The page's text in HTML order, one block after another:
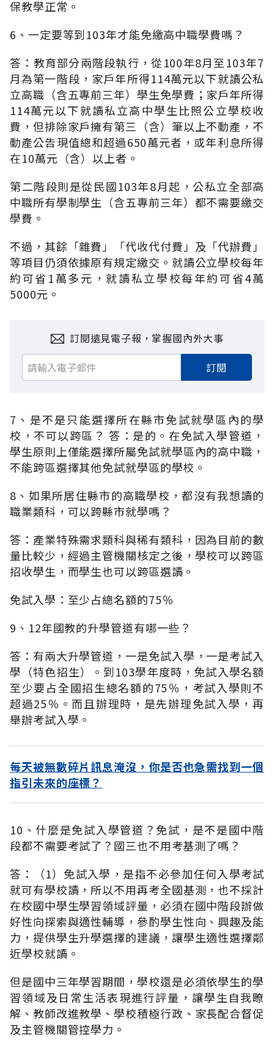
保教學正常。
6、一定要等到103年才能免繳高中職學費嗎？
答：教育部分兩階段執行，從100年8月至103年7
月為第一階段，家戶年所得114萬元以下就讀公私
立高職（含五專前三年）學生免學費；家戶年所得
114萬元以下就讀私立高中學生比照公立學校收
費，但排除家戶擁有第三（含）筆以上不動產，不
動產公告現值總和超過650萬元者，或年利息所得
在10萬元（含）以上者。
第二階段則是從民國103年8月起，公私立全部高
中職所有學制學生（含五專前三年）都不需要繳交
學費。
不過，其餘「雜費」「代收代付費」及「代辦費」
等項目仍須依據原有規定繳交。就讀公立學校每年
約可省1萬多元，就讀私立學校每年約可省4萬
5000元。
訂閱遠見電子報，掌握國內外大事
訂閱
7、是不是只能選擇所在縣市免試就學區內的學
校，不可以跨區？ 答：是的。在免試入學管道，
學生原則上僅能選擇所屬免試就學區內的高中職，
不能跨區選擇其他免試就學區的學校。
8、如果所居住縣市的高職學校，都沒有我想讀的
職業類科，可以跨縣市就學嗎？
答：產業特殊需求類科與稀有類科，因為目前的數
量比較少，經過主管機關核定之後，學校可以跨區
招收學生，而學生也可以跨區選讀。
免試入學：至少占總名額的75％
9、12年國教的升學管道有哪一些？
答：有兩大升學管道，一是免試入學，一是考試入
學（特色招生）。到103學年度時，免試入學名額
至少要占全國招生總名額的75％，考試入學則不
超過25％。而且辦理時，是先辦理免試入學，再
舉辦考試入學。
每天被無數碎片訊息淹沒，你是否也急需找到一個
指引未來的座標？
10、什麼是免試入學管道？免試，是不是國中階
段都不需要考試了？國三也不用考基測了嗎？
答：（1）免試入學，是指不必參加任何入學考試
就可有學校讀，所以不用再考全國基測，也不採計
在校國中學生學習領域評量，必須在國中階段辦做
好性向探索與適性輔導，參酌學生性向、興趣及能
力，提供學生升學選擇的建議，讓學生適性選擇鄰
近學校就讀。
但是國中三年學習期間，學校還是必須依學生的學
習領域及日常生活表現進行評量，讓學生自我瞭
解、教師改進教學、學校積極行政、家長配合督促
及主管機關管控學力。